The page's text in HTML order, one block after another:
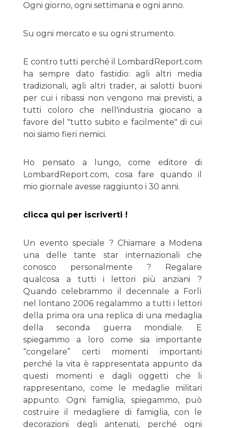
Ogni giorno, ogni settimana e ogni anno.
Su ogni mercato e su ogni strumento.
E contro tutti perché il LombardReport.com
ha sempre dato fastidio: agli altri media
tradizionali, agli altri trader, ai salotti buoni
per cui i ribassi non vengono mai previsti, a
tutti coloro che nell'industria giocano a
favore del "tutto subito e facilmente" di cui
noi siamo fieri nemici.
Ho pensato a lungo, come editore di
LombardReport.com, cosa fare quando il
mio giornale avesse raggiunto i 30 anni.
clicca qui per iscriverti !
Un evento speciale ? Chiamare a Modena
una delle tante star internazionali che
conosco personalmente ? Regalare
qualcosa a tutti i lettori più anziani ?
Quando celebrammo il decennale a Forlì
nel lontano 2006 regalammo a tutti i lettori
della prima ora una replica di una medaglia
della seconda guerra mondiale. E
spiegammo a loro come sia importante
“congelare” certi momenti importanti
perché la vita è rappresentata appunto da
questi momenti e dagli oggetti che li
rappresentano, come le medaglie militari
appunto. Ogni famiglia, spiegammo, può
costruire il medagliere di famiglia, con le
decorazioni degli antenati, perché ogni